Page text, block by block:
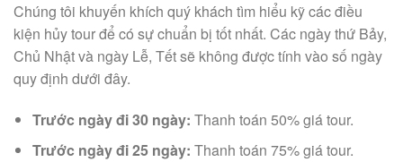
Chúng tôi khuyến khích quý khách tìm hiểu kỹ các điều
kiện hủy tour để có sự chuẩn bị tốt nhất. Các ngày thứ Bảy,
Chủ Nhật và ngày Lễ, Tết sẽ không được tính vào số ngày
quy định dưới đây.
Trước ngày đi 30 ngày: Thanh toán 50% giá tour.
Trước ngày đi 25 ngày: Thanh toán 75% giá tour.